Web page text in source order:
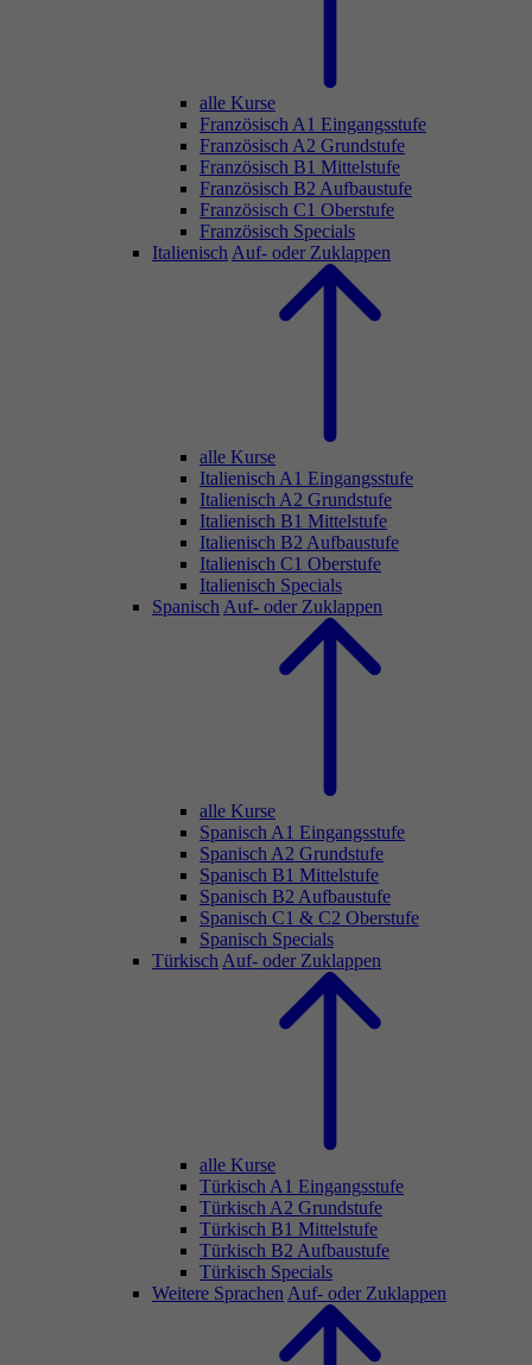
alle Kurse
Französisch A1 Eingangsstufe
Französisch A2 Grundstufe
Französisch B1 Mittelstufe
Französisch B2 Aufbaustufe
Französisch C1 Oberstufe
Französisch Specials
Italienisch Auf- oder Zuklappen
alle Kurse
Italienisch A1 Eingangsstufe
Italienisch A2 Grundstufe
Italienisch B1 Mittelstufe
Italienisch B2 Aufbaustufe
Italienisch C1 Oberstufe
Italienisch Specials
Spanisch Auf- oder Zuklappen
alle Kurse
Spanisch A1 Eingangsstufe
Spanisch A2 Grundstufe
Spanisch B1 Mittelstufe
Spanisch B2 Aufbaustufe
Spanisch C1 & C2 Oberstufe
Spanisch Specials
Türkisch Auf- oder Zuklappen
alle Kurse
Türkisch A1 Eingangsstufe
Türkisch A2 Grundstufe
Türkisch B1 Mittelstufe
Türkisch B2 Aufbaustufe
Türkisch Specials
Weitere Sprachen Auf- oder Zuklappen